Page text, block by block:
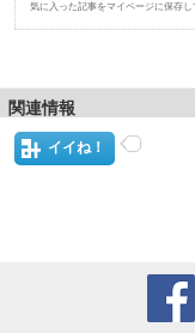
気に入った記事をマイページに保存し
関連情報
イイね！